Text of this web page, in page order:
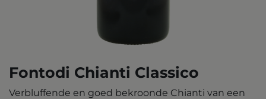
Fontodi Chianti Classico
Verbluffende en goed bekroonde Chianti van een